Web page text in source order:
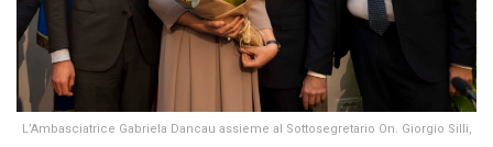
L’Ambasciatrice Gabriela Dancau assieme al Sottosegretario On. Giorgio Silli,